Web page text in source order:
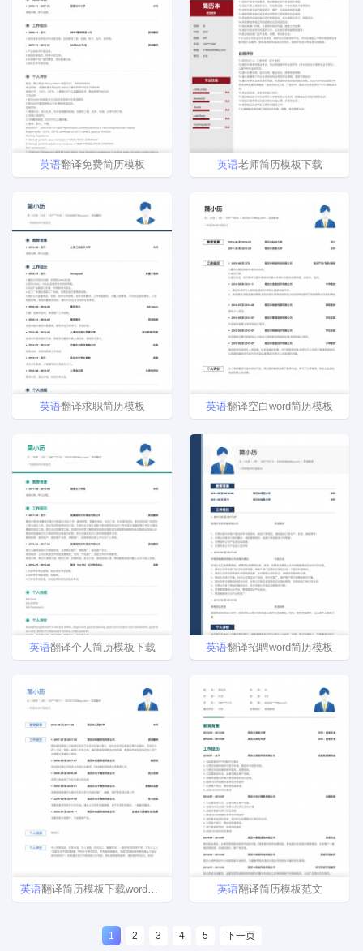
英语翻译免费简历模板 英语老师简历模板下载
英语翻译求职简历模板 英语翻译空白word简历模板
英语翻译个人简历模板下载 英语翻译招聘word简历模板
英语翻译简历模板下载word格式 英语翻译简历模板范文
1 2 3 4 5 下一页